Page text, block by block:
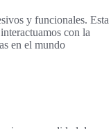
y funcionales. Esta
con la
en el mundo